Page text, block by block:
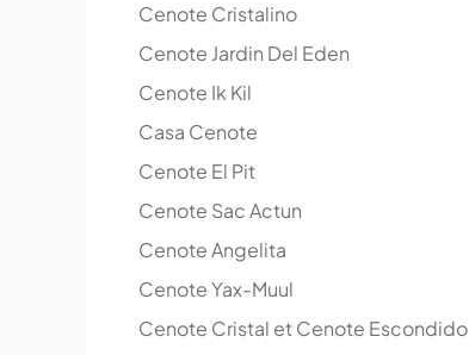
Cenote Cristalino
Cenote Jardin Del Eden
Cenote Ik Kil
Casa Cenote
Cenote El Pit
Cenote Sac Actun
Cenote Angelita
Cenote Yax-Muul
Cenote Cristal et Cenote Escondido